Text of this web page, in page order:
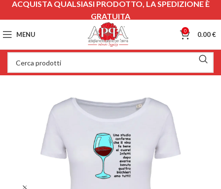
MENU 0 0.00€
ACQUISTA QUALSIASI PRODOTTO, LA SPEDIZIONE È
GRATUITA